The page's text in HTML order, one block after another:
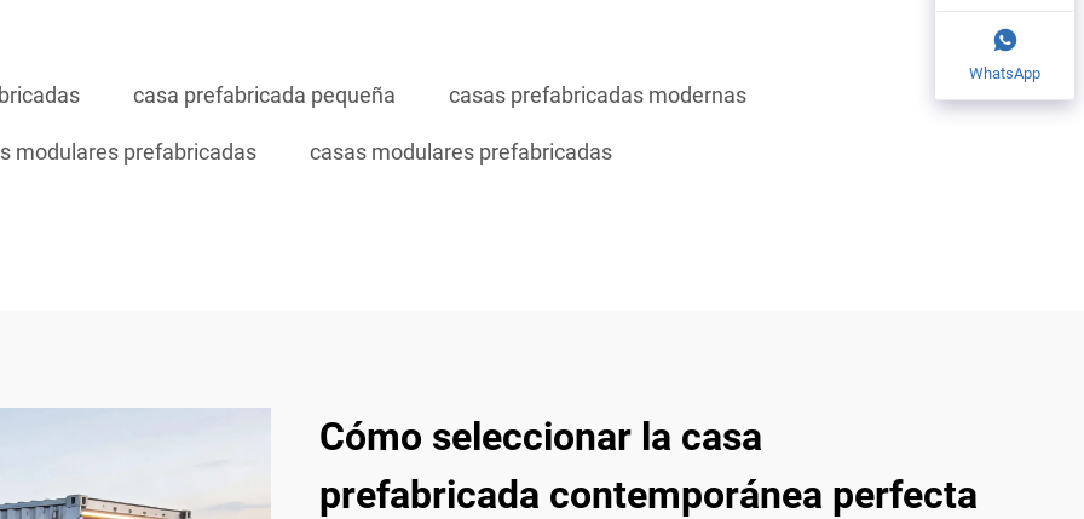
casa prefabricada pequeña casas prefabricadas modernas
modulares prefabricadas casas modulares prefabricadas
Cómo seleccionar la casa
prefabricada contemporánea perfecta
WhatsApp